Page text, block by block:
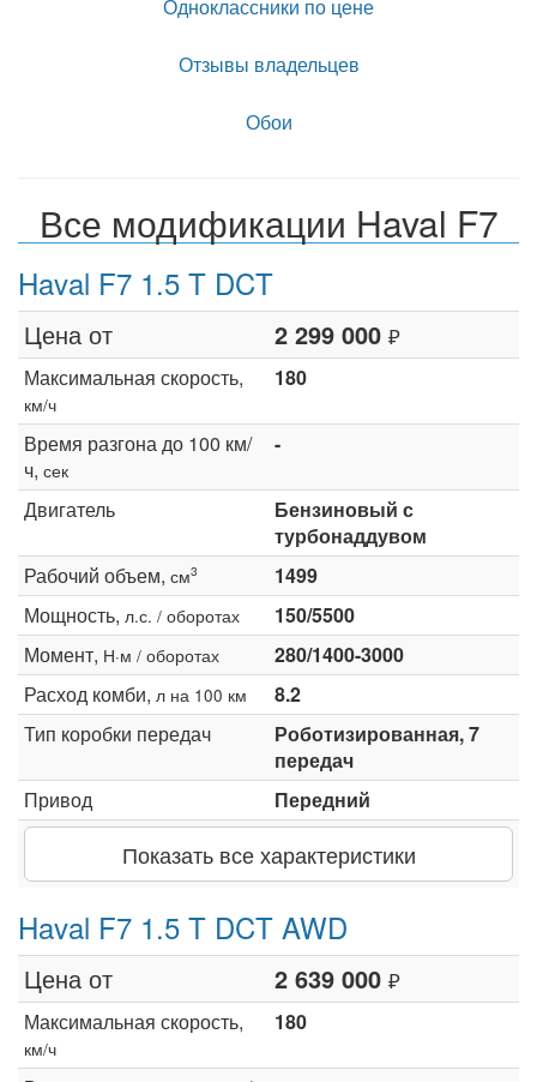
Одноклассники по цене
Отзывы владельцев
Обои
Все модификации Haval F7
Haval F7 1.5 T DCT
Цена от 2 299 000 ₽
Максимальная скорость,
км/ч
180
Время разгона до 100 км/
ч, сек
-
Двигатель
Бензиновый с
турбонаддувом
Рабочий объем, см3
1499
Мощность, л.с. / оборотах
150/5500
Момент, Н·м / оборотах
280/1400-3000
Расход комби, л на 100 км
8.2
Тип коробки передач
Роботизированная, 7
передач
Привод
Передний
Показать все характеристики
Haval F7 1.5 T DCT AWD
Цена от 2 639 000 ₽
Максимальная скорость,
км/ч
180